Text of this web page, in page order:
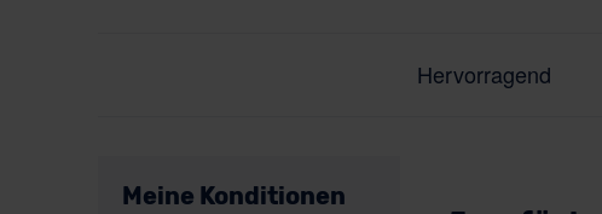
Meine Konditionen